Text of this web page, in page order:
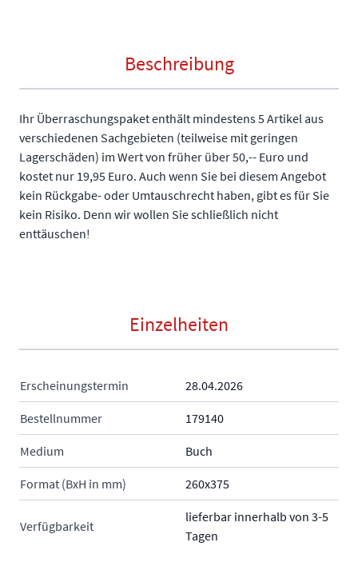
Beschreibung
Ihr Überraschungspaket enthält mindestens 5 Artikel aus
verschiedenen Sachgebieten (teilweise mit geringen
Lagerschäden) im Wert von früher über 50,-- Euro und
kostet nur 19,95 Euro. Auch wenn Sie bei diesem Angebot
kein Rückgabe- oder Umtauschrecht haben, gibt es für Sie
kein Risiko. Denn wir wollen Sie schließlich nicht
enttäuschen!
Einzelheiten
Erscheinungstermin 28.04.2026
Bestellnummer 179140
Medium Buch
Format (BxH in mm) 260x375
Verfügbarkeit
lieferbar innerhalb von 3-5
Tagen